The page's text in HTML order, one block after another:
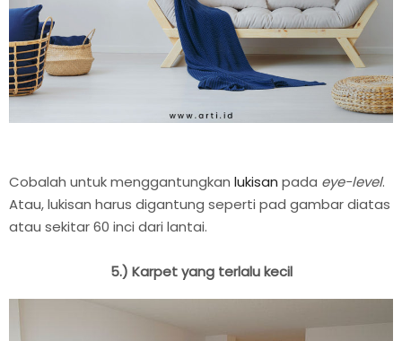
Cobalah untuk menggantungkan lukisan pada eye-level.
Atau, lukisan harus digantung seperti pad gambar diatas
atau sekitar 60 inci dari lantai.
5.) Karpet yang terlalu kecil